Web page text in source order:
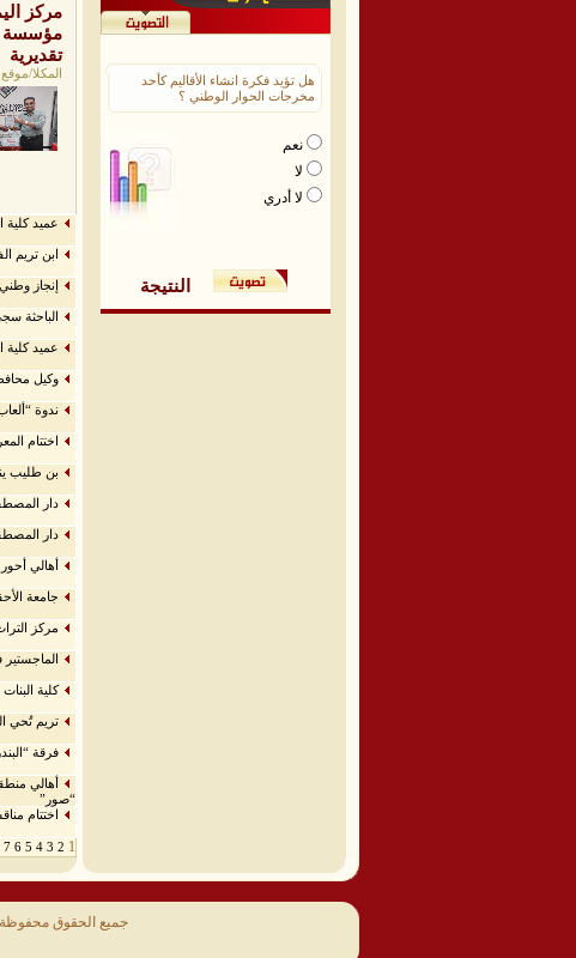
مركز
مؤسسة
تقديرية
المكلا/موقع
عميد كلية
ابن تريم
إنجاز
الباحثة
عميد كلية
وكيل
ندوة
اختتام
بن طليب
دار
دار
أهالي
جامعة
مركز
كلية
تريم تُحي
فرقة
أهالي
“صور”
اختتام
1
2
3
4
5
6
7
هل تؤيد فكرة انشاء الأقاليم كأحد
مخرجات الحوار الوطني ؟
نعم
لا
لا أدري
النتيجة
جميع الحقوق محفوظة